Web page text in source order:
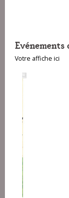
Votre affiche ici